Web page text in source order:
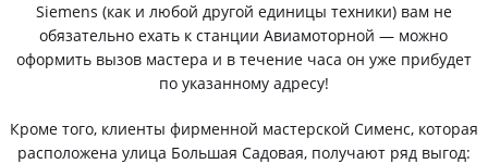
Siemens (как и любой другой единицы техники) вам не
обязательно ехать к станции Авиамоторной — можно
оформить вызов мастера и в течение часа он уже прибудет
по указанному адресу!
Кроме того, клиенты фирменной мастерской Сименс, которая
расположена улица Большая Садовая, получают ряд выгод: